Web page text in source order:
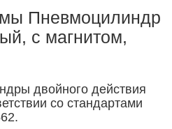
Пневмоцилиндр
с магнитом,
двойного действия
со стандартами